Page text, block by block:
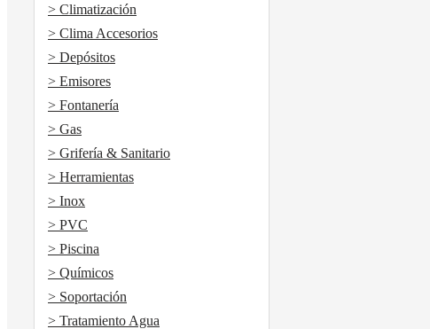
> Climatización
> Clima Accesorios
> Depósitos
> Emisores
> Fontanería
> Gas
> Grifería & Sanitario
> Herramientas
> Inox
> PVC
> Piscina
> Químicos
> Soportación
> Tratamiento Agua